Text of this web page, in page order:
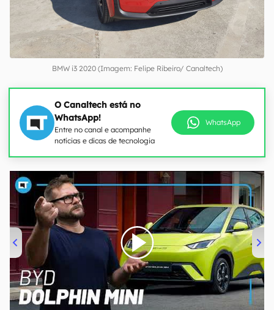
BMW i3 2020 (Imagem: Felipe Ribeiro/ Canaltech)
O Canaltech está no
WhatsApp!
Entre no canal e acompanhe
notícias e dicas de tecnologia
WhatsApp
00:00/04:07